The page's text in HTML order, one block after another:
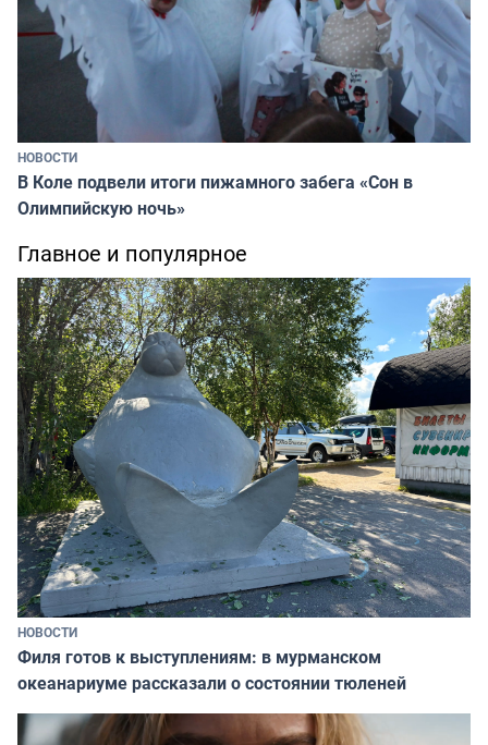
НОВОСТИ
В Коле подвели итоги пижамного забега «Сон в
Олимпийскую ночь»
Главное и популярное
НОВОСТИ
Филя готов к выступлениям: в мурманском
океанариуме рассказали о состоянии тюленей